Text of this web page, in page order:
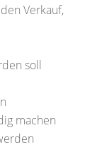
Verkauf,
soll
machen